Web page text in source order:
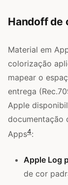
Handoff de
Material em
colorização
mapear o
entrega
Apple
documentação
Apps4:
Apple Log
de cor